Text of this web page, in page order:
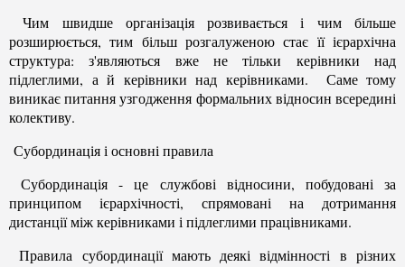
Чим швидше організація розвивається і чим більше
розширюється, тим більш розгалуженою стає її ієрархічна
структура: з'являються вже не тільки керівники над
підлеглими, а й керівники над керівниками. Саме тому
виникає питання узгодження формальних відносин всередині
колективу.
Субординація і основні правила
Субординація - це службові відносини, побудовані за
принципом ієрархічності, спрямовані на дотримання
дистанції між керівниками і підлеглими працівниками.
Правила субординації мають деякі відмінності в різних